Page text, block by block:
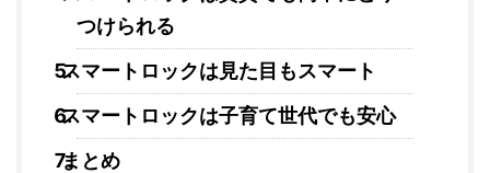
つけられる
スマートロックは見た目もスマート
スマートロックは子育て世代でも安心
まとめ